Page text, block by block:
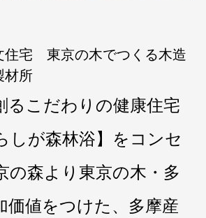
宅 東京の木でつくる木造
材所
るこだわりの健康住宅
しが森林浴】をコンセ
の森より東京の木・多
価値をつけた、多摩産